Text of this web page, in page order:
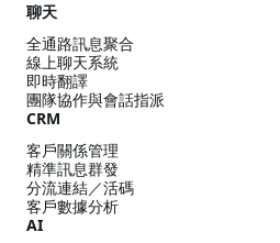
聊天
全通路訊息聚合
線上聊天系統
即時翻譯
團隊協作與會話指派
CRM
客戶關係管理
精準訊息群發
分流連結／活碼
客戶數據分析
AI